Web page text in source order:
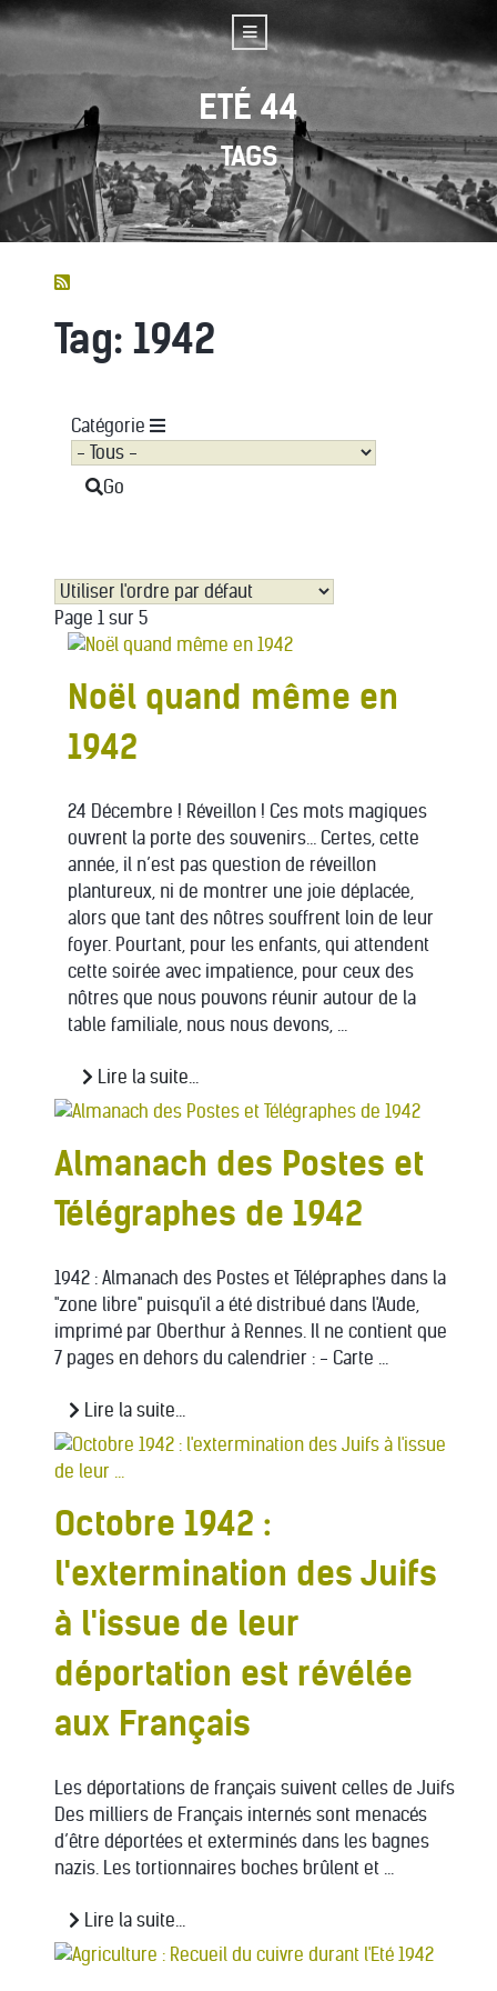
ETÉ 44
TAGS
Tag: 1942
Catégorie
Go
Page 1 sur 5
Noël quand même en
1942
24 Décembre ! Réveillon ! Ces mots magiques
ouvrent la porte des souvenirs… Certes, cette
année, il n’est pas question de réveillon
plantureux, ni de montrer une joie déplacée,
alors que tant des nôtres souffrent loin de leur
foyer. Pourtant, pour les enfants, qui attendent
cette soirée avec impatience, pour ceux des
nôtres que nous pouvons réunir autour de la
table familiale, nous nous devons, ...
Lire la suite...
Almanach des Postes et
Télégraphes de 1942
1942 : Almanach des Postes et Télépraphes dans la
"zone libre" puisqu'il a été distribué dans l'Aude,
imprimé par Oberthur à Rennes. Il ne contient que
7 pages en dehors du calendrier : - Carte ...
Lire la suite...
Octobre 1942 :
l'extermination des Juifs
à l'issue de leur
déportation est révélée
aux Français
Les déportations de français suivent celles de Juifs
Des milliers de Français internés sont menacés
d’être déportées et exterminés dans les bagnes
nazis. Les tortionnaires boches brûlent et ...
Lire la suite...